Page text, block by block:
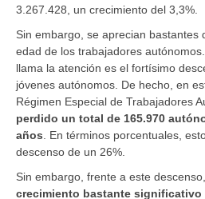
3.267.428, un crecimiento del 3,3%.
Sin embargo, se aprecian bastantes
edad de los trabajadores
llama la atención es el fortísimo
jóvenes autónomos. De hecho, en
Régimen Especial de Trabajadores
perdido un total de 165.970
años . En términos porcentuales,
descenso de un 26%.
Sin embargo, frente a este descenso,
crecimiento bastante significativo